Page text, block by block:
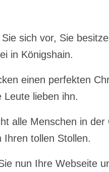
sich vor, Sie
in Königshain.
einen perfekten
Leute lieben ihn.
alle Menschen in der
Ihren tollen Stollen.
nun Ihre Webseite